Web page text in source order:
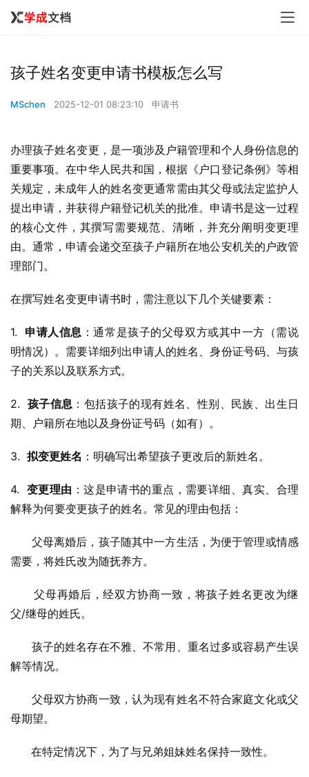
孩子姓名变更申请书模板怎么写
MSchen 2025-12-01 08:23:10 申请书
办理孩子姓名变更，是一项涉及户籍管理和个人身份信息的
重要事项。在中华人民共和国，根据《户口登记条例》等相
关规定，未成年人的姓名变更通常需由其父母或法定监护人
提出申请，并获得户籍登记机关的批准。申请书是这一过程
的核心文件，其撰写需要规范、清晰，并充分阐明变更理
由。通常，申请会递交至孩子户籍所在地公安机关的户政管
理部门。
在撰写姓名变更申请书时，需注意以下几个关键要素：
1. 申请人信息 ：通常是孩子的父母双方或其中一方（需说
明情况）。需要详细列出申请人的姓名、身份证号码、与孩
子的关系以及联系方式。
2. 孩子信息 ：包括孩子的现有姓名、性别、民族、出生日
期、户籍所在地以及身份证号码（如有）。
3. 拟变更姓名 ：明确写出希望孩子更改后的新姓名。
4. 变更理由 ：这是申请书的重点，需要详细、真实、合理
解释为何要变更孩子的姓名。常见的理由包括：
需要，将姓氏改为随抚养方。
      父母再婚后，经双方协商一致，将孩子姓名更改为继
父/继母的姓氏。
解等情况。
母期望。
      在特定情况下，为了与兄弟姐妹姓名保持一致性。